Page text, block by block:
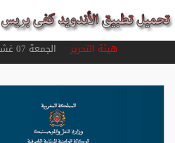
هيئة التحريرالجمعة 07 غشت 2026 العدد : 5491